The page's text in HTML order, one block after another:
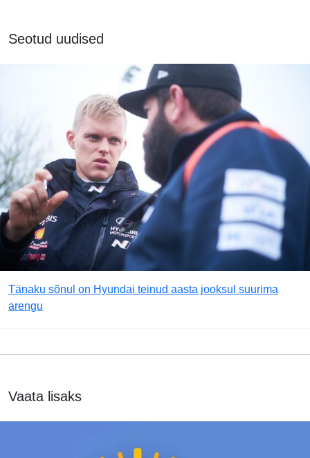
Seotud uudised
Tänaku sõnul on Hyundai teinud aasta jooksul suurima
arengu
Vaata lisaks